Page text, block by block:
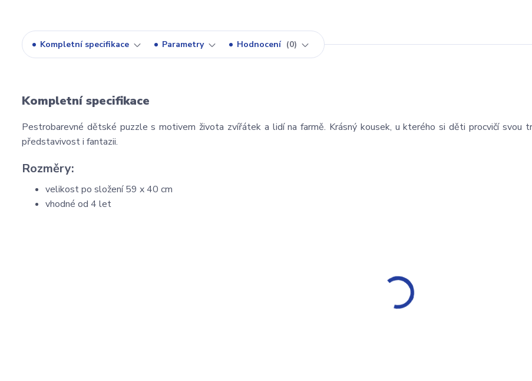
Kompletní specifikace Parametry Hodnocení 0
Kompletní specifikace
Pestrobarevné dětské puzzle s motivem života zvířátek a lidí na farmě. Krásný kousek, u kterého si děti procvičí svou
představivost i fantazii.
Rozměry:
velikost po složení 59 x 40 cm
vhodné od 4 let